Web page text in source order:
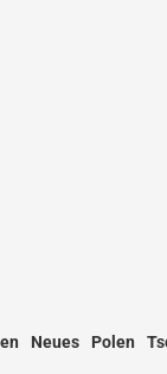
Neues Polen